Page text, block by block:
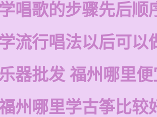
学唱歌的步骤先后顺
学流行唱法以后可以
器批发 福州哪里
州哪里学古筝比较